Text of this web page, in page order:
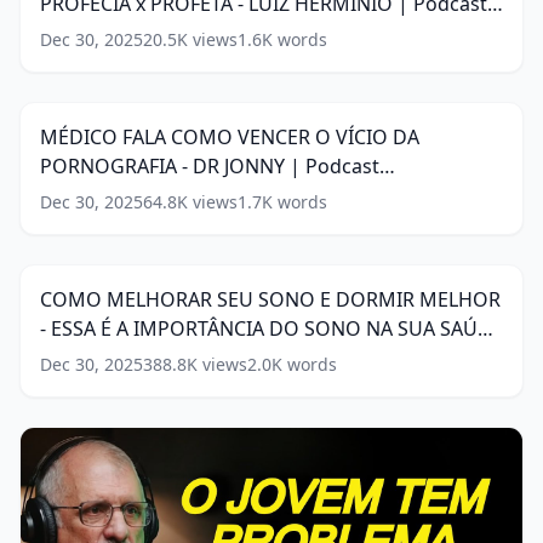
DOM
DE
PROFECIA
LUIZ
HERMINIO
|
Jesuscopy (16 words)
Dec 30, 202520.5K views1.6K words
MÉDICO
VENCER
O
VÍCIO
DA
PORNOGRAFIA
JONNY
|
Podcast
Jesuscopy (14
MÉDICO FALA COMO VENCER O VÍCIO DA
PORNOGRAFIA - DR JONNY | Podcast
Jesuscopy (14 words)
Dec 30, 202564.8K views1.7K words
COMO
E
DORMIR
MELHOR
É
A
IMPORTÂNCIA
DO
SONO
COMO MELHORAR SEU SONO E DORMIR MELHOR
- ESSA É A IMPORTÂNCIA DO SONO NA SUA SAÚDE
| Jesuscopy (19 words)
Dec 30, 2025388.8K views2.0K words